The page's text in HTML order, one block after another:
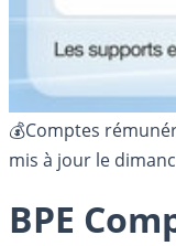
💰Comptes
mis à jour le
BPE